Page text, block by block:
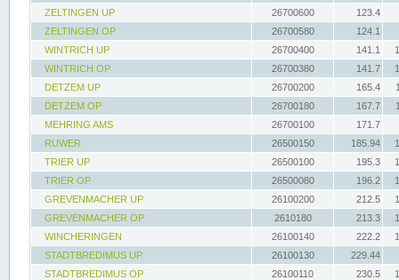
ZELTINGEN UP
26700600
123.4
ZELTINGEN OP
26700580
124.1
WINTRICH UP
26700400 141.1
WINTRICH OP
26700380 141.7
DETZEM UP
26700200 165.4
DETZEM OP
26700180 167.7
MEHRING AMS
26700100
171.7
RUWER
26500150 185.94
TRIER UP
26500100 195.3
TRIER OP
26500080 196.2
GREVENMACHER UP
26100200 212.5
GREVENMACHER OP
2610180 213.3
WINCHERINGEN
26100140 222.2
STADTBREDIMUS UP
26100130
229.44
STADTBREDIMUS OP
26100110 230.5